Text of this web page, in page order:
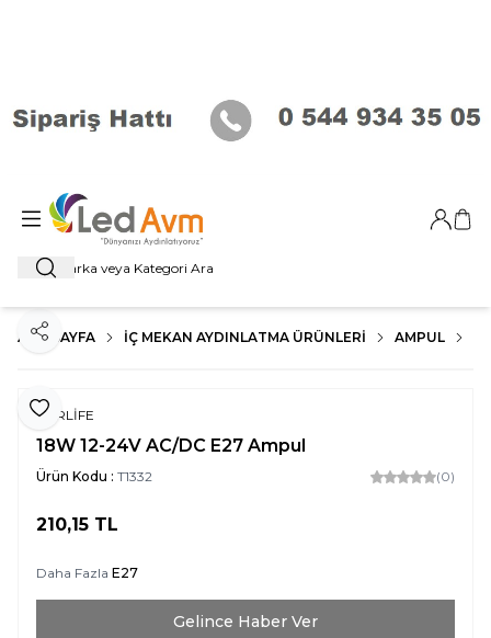
Ara
Giriş
ANA SAYFA İÇ MEKAN AYDINLATMA ÜRÜNLERI AMPUL
Favoriye Ekle
Paylaş
FORLİFE
18W 12-24V AC/DC E27 Ampul
Ürün Kodu : T1332 (0)
210,15 TL
Daha Fazla E27
Gelince Haber Ver